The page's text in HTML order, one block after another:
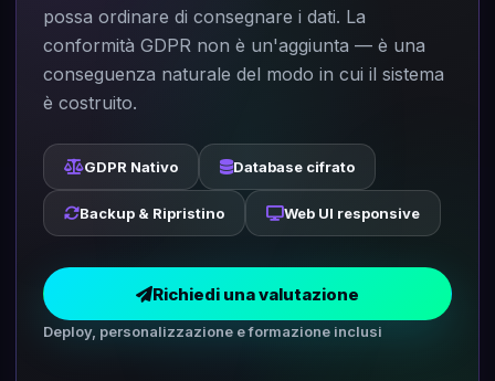
possa ordinare di consegnare i dati. La
conformità GDPR non è un'aggiunta — è una
conseguenza naturale del modo in cui il sistema
è costruito.
GDPR Nativo Database cifrato
Backup & Ripristino Web UI responsive
Richiedi una valutazione
Deploy, personalizzazione e formazione inclusi